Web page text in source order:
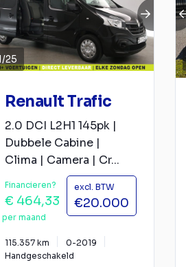
/25
Renault Trafic
2.0 DCI L2H1 145pk |
Dubbele Cabine |
Clima | Camera | Cr...
Financieren?
€ 464,33
per maand
excl. BTW
€20.000
115.357 km
0-2019
Handgeschakeld